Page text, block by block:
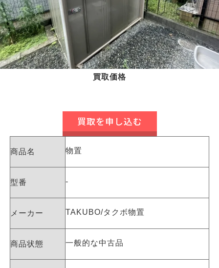
買取価格
買取を申し込む
商品名 物置
型番 -
メーカー TAKUBO/タクボ物置
商品状態 一般的な中古品